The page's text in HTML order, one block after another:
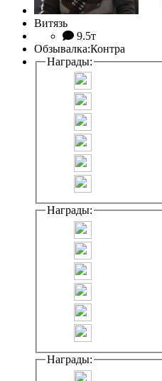
Витязь
9.5т
Обзывалка:Контра
Награды:
Награды:
Награды: